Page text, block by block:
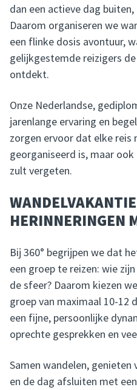
dan een actieve dag
Daarom organiseren we
een flinke dosis avontuur,
gelijkgestemde reizigers
ontdekt.
Onze Nederlandse,
jarenlange ervaring en
zorgen ervoor dat elke reis
georganiseerd is, maar
zult vergeten.
HERINNERINGEN
Bij 360° begrijpen we dat
een groep te reizen: wie
de sfeer? Daarom kiezen
groep van maximaal 10-12
een fijne, persoonlijke
oprechte gesprekken en
Samen wandelen,
en de dag afsluiten met